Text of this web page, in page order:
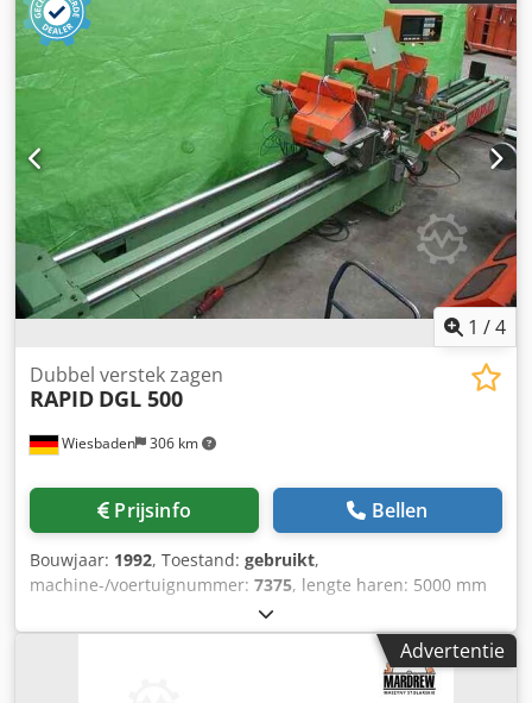
Ans Uir Esyok
1 /4
Wiesbaden 306 km
Dubbel verstek zagen
RAPID DGL 500
Prijsinfo Bellen
Bouwjaar: 1992, Toestand: gebruikt,
machine-/voertuignummer: 7375, lengte haren: 5000 mm
schijf van cirkelzaag-Ø: je nach Bedarf 420-500 mm ruimte
nodig: 6400 x 1400 x 1700 mm gewicht: ca. 1600 kg Dedpfx
Advertentie